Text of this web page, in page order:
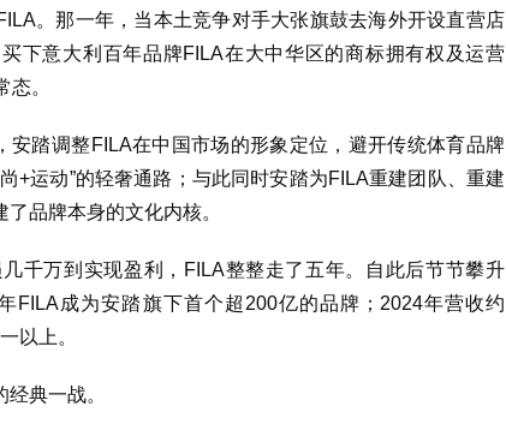
。那一年，当本土竞争对手大张旗鼓去海外开设直营店
下意大利百年品牌FILA在大中华区的商标拥有权及运营
。
安踏调整FILA在中国市场的形象定位，避开传统体育品牌
+运动”的轻奢通路；与此同时安踏为FILA重建团队、重建
品牌本身的文化内核。
千万到实现盈利，FILA整整走了五年。自此后节节攀升
成为安踏旗下首个超200亿的品牌；2024年营收约
以上。
典一战。